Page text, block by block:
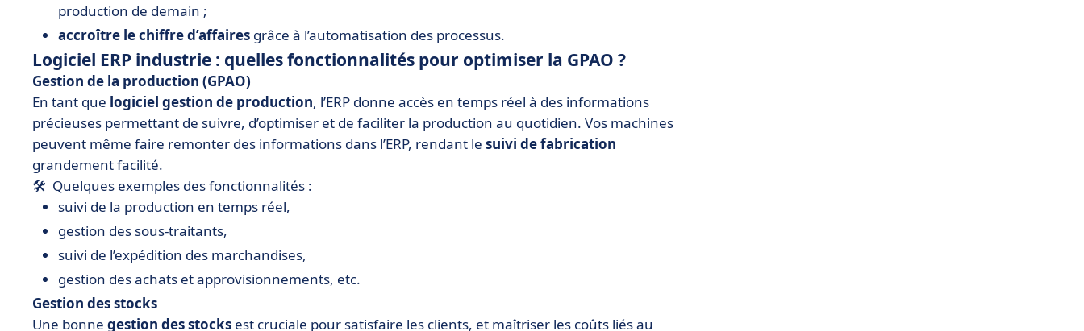
production de demain ;
accroître le chiffre d’affaires grâce à l’automatisation des processus.
Logiciel ERP industrie : quelles fonctionnalités pour optimiser la GPAO ?
Gestion de la production (GPAO)
En tant que logiciel gestion de production, l’ERP donne accès en temps réel à des informations
précieuses permettant de suivre, d’optimiser et de faciliter la production au quotidien. Vos machines
peuvent même faire remonter des informations dans l’ERP, rendant le suivi de fabrication
grandement facilité.
🛠 Quelques exemples des fonctionnalités :
suivi de la production en temps réel,
gestion des sous-traitants,
suivi de l’expédition des marchandises,
gestion des achats et approvisionnements, etc.
Gestion des stocks
Une bonne gestion des stocks est cruciale pour satisfaire les clients, et maîtriser les coûts liés au